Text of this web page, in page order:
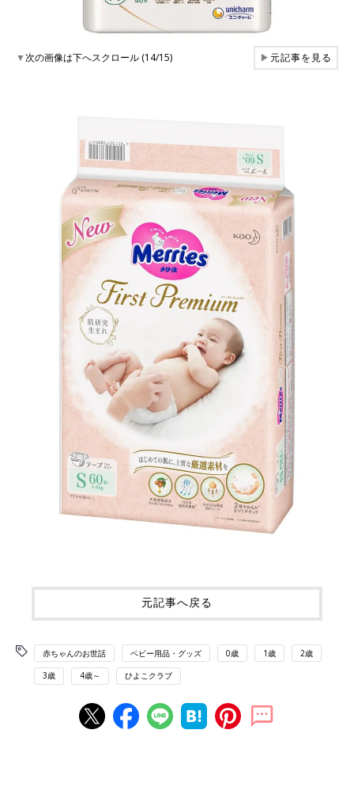
▼次の画像は下へスクロール (14/15) ▶元記事を見る
元記事へ戻る
赤ちゃんのお世話 ベビー用品・グッズ 0歳 1歳 2歳
3歳 4歳～ ひよこクラブ